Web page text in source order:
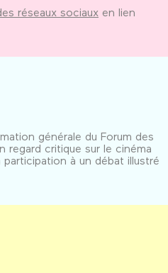
réseaux sociaux en lien
générale du Forum des
regard critique sur le cinéma
participation à un débat illustré